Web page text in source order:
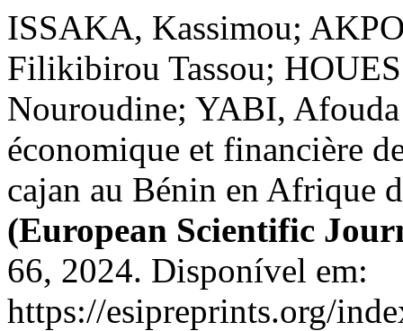
ISSAKA, Kassimou;
Filikibirou Tassou;
Nouroudine; YABI, Afouda
économique et financière
cajan au Bénin en Afrique
(European Scientific
66, 2024. Disponível em:
https://esipreprints.org/